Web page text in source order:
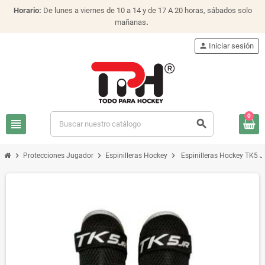
Horario: De lunes a viernes de 10 a 14 y de 17 A 20 horas, sábados solo
mañanas.
view_headline search
person Iniciar sesión
0
chevron_right Protecciones Jugador chevron_right Espinilleras Hockey chevron_right Espinilleras Hockey TK5